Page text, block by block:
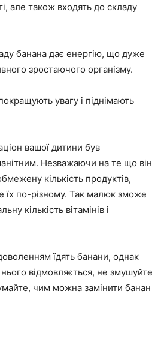
але також входять до складу
банана дає енергію, що дуже
зростаючого організму.
увагу і піднімають
вашої дитини був
Незважаючи на те що він
кількість продуктів,
їх по-різному. Так малюк зможе
кількість вітамінів і
їдять банани, однак
відмовляється, не змушуйте
чим можна замінити банан